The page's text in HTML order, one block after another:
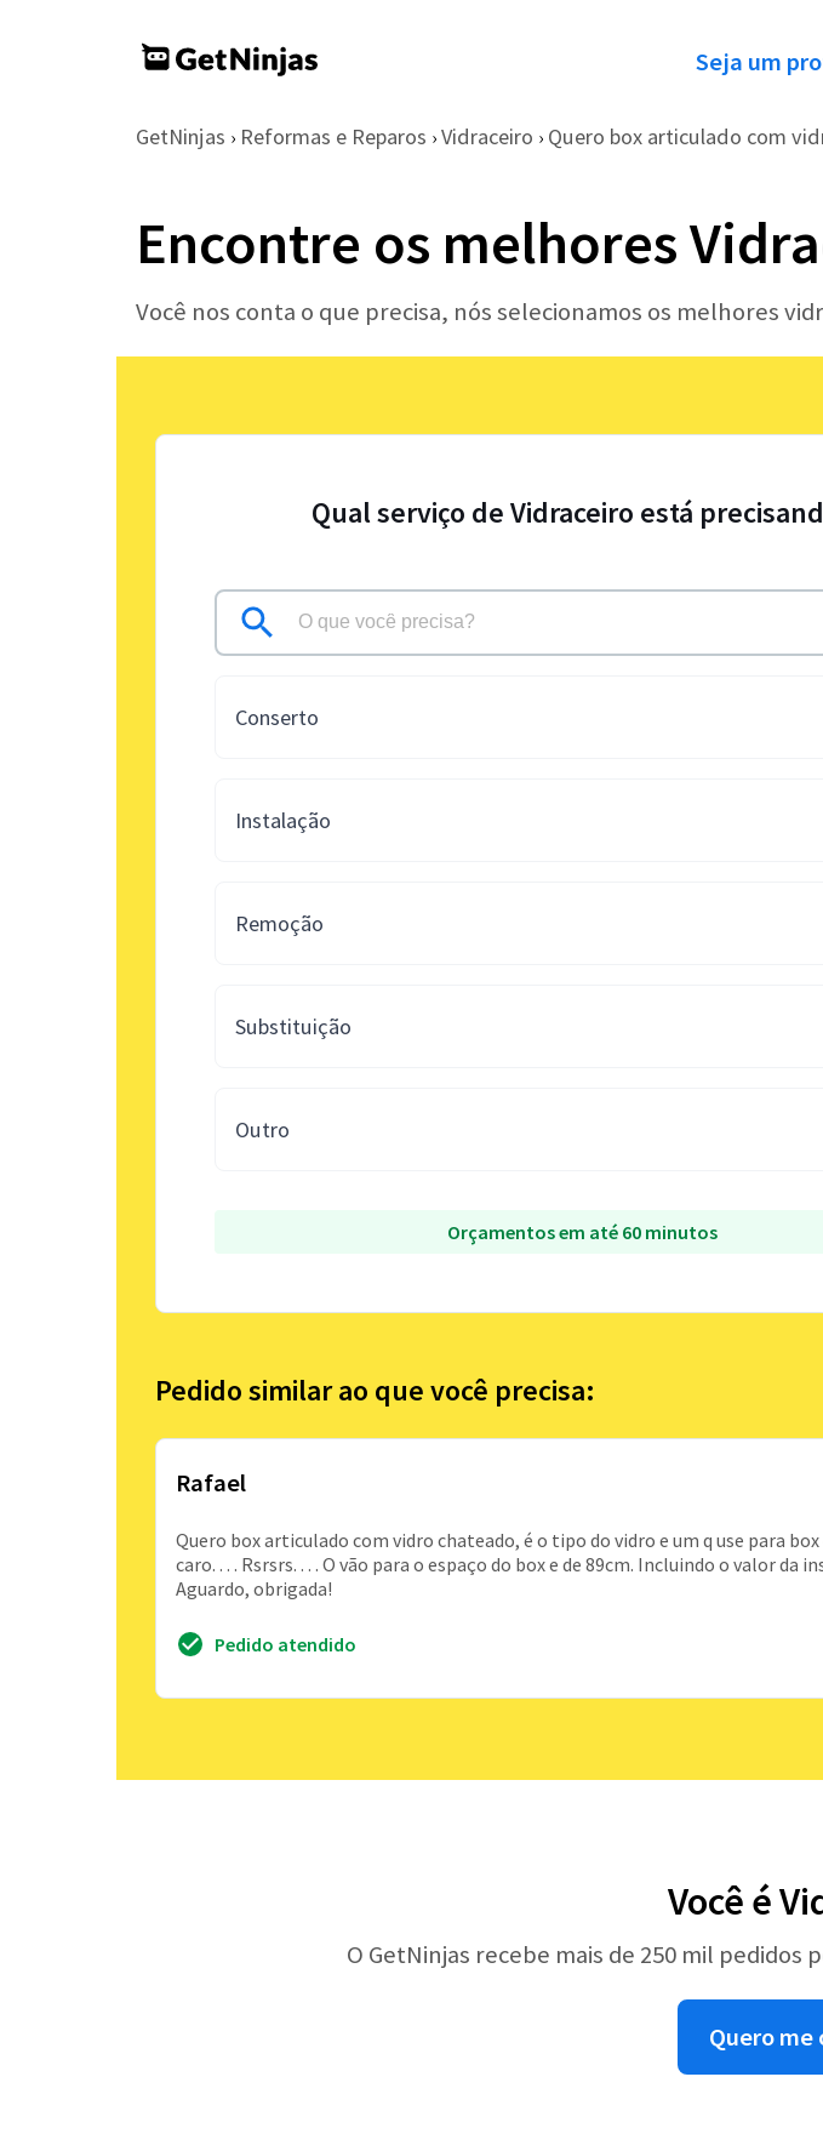
Seja um
GetNinjas › Reformas e Reparos › Vidraceiro › Quero box articulado com
Encontre os melhores
Você nos conta o que precisa, nós selecionamos os melhores
Qual serviço de Vidraceiro está
Conserto
Instalação
Remoção
Substituição
Outro
Orçamentos em até 60 minutos
Pedido similar ao que você precisa:
Rafael
Quero box articulado com vidro chateado, é o tipo do vidro e um q use para
caro. . . . Rsrsrs. . . . O vão para o espaço do box e de 89cm. Incluindo o valor da
Aguardo, obrigada!
Pedido atendido
Você é
O GetNinjas recebe mais de 250 mil
Quero